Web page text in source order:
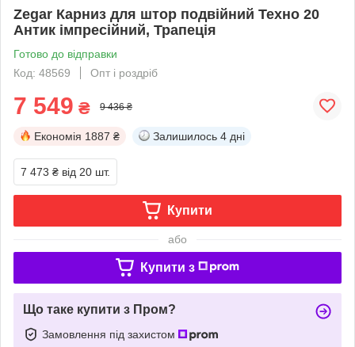
Zegar Карниз для штор подвійний Техно 20
Антик імпресійний, Трапеція
Готово до відправки
Код: 48569
Опт і роздріб
7 549 ₴ 9 436 ₴
Економія 1887 ₴ Залишилось 4 дні
7 473 ₴ від 20 шт.
Купити
або
Купити з
Що таке купити з Пром?
Замовлення під захистом